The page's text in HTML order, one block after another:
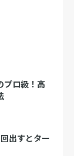
プロ級！高
出すとター